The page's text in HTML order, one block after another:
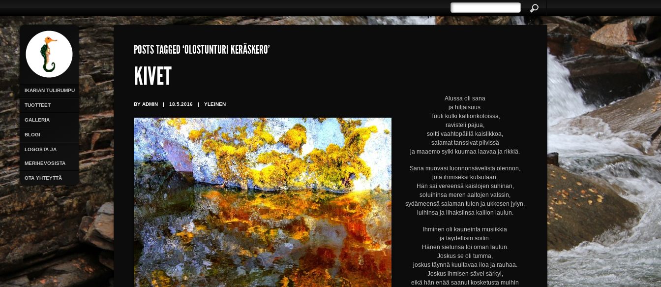
IKARIAN TULIRUMPU
TUOTTEET
GALLERIA
BLOGI
LOGOSTA JA
MERIHEVOSISTA
OTA YHTEYTTÄ
POSTS TAGGED ‘OLOSTUNTURI KERÄSKERO’
Alussa oli sana
ja hiljaisuus.
Tuuli kulki kallionkoloissa,
ravisteli pajua,
soitti vaahtopäillä kaislikkoa,
salamat tanssivat pilvissä
ja maaemo sylki kuumaa laavaa ja rikkiä.
Sana muovasi luonnonsävelistä olennon,
jota ihmiseksi kutsutaan.
Hän sai vereensä kaislojen suhinan,
soluihinsa meren aaltojen valssin,
sydämeensä salaman tulen ja ukkosen jylyn,
luihinsa ja lihaksiinsa kallion laulun.
Ihminen oli kauneinta musiikkia
ja täydellisin soitin.
Hänen sielunsa loi oman laulun.
Joskus se oli tumma,
joskus täynnä kuultavaa iloa ja rauhaa.
Joskus ihmisen sävel särkyi,
eikä hän enää saanut kosketusta muihin
KIVET
BY ADMIN | 18.5.2016 | YLEINEN